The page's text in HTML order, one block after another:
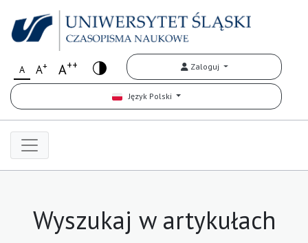
A A+ A++ Zaloguj
Język Polski
Wyszukaj w artykułach